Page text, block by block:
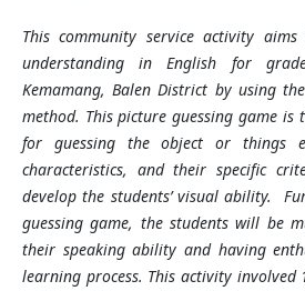
This community service activity
understanding in English for
Kemamang, Balen District by using
method. This picture guessing game is
for guessing the object or things
characteristics, and their specific
develop the students’ visual ability.
guessing game, the students will be
their speaking ability and having
learning process. This activity involved